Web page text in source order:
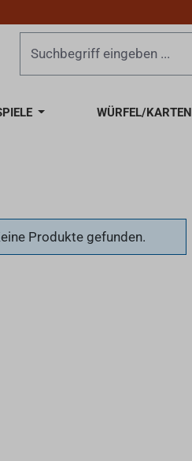
WÜRFEL/KARTEN
Produkte gefunden.